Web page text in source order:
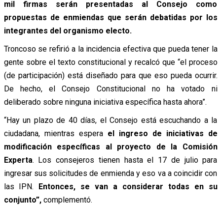
mil firmas serán presentadas al Consejo como
propuestas de enmiendas que serán debatidas por los
integrantes del organismo electo.
Troncoso se refirió a la incidencia efectiva que pueda tener la
gente sobre el texto constitucional y recalcó que “el proceso
(de participación) está diseñado para que eso pueda ocurrir.
De hecho, el Consejo Constitucional no ha votado ni
deliberado sobre ninguna iniciativa específica hasta ahora”.
“Hay un plazo de 40 días, el Consejo está escuchando a la
ciudadana, mientras espera el ingreso de iniciativas de
modificación específicas al proyecto de la Comisión
Experta. Los consejeros tienen hasta el 17 de julio para
ingresar sus solicitudes de enmienda y eso va a coincidir con
las IPN. Entonces, se van a considerar todas en su
conjunto”, complementó.